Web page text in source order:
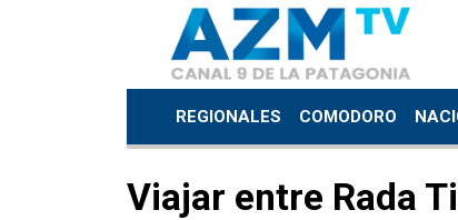
REGIONALES COMODORO
Viajar entre Rada